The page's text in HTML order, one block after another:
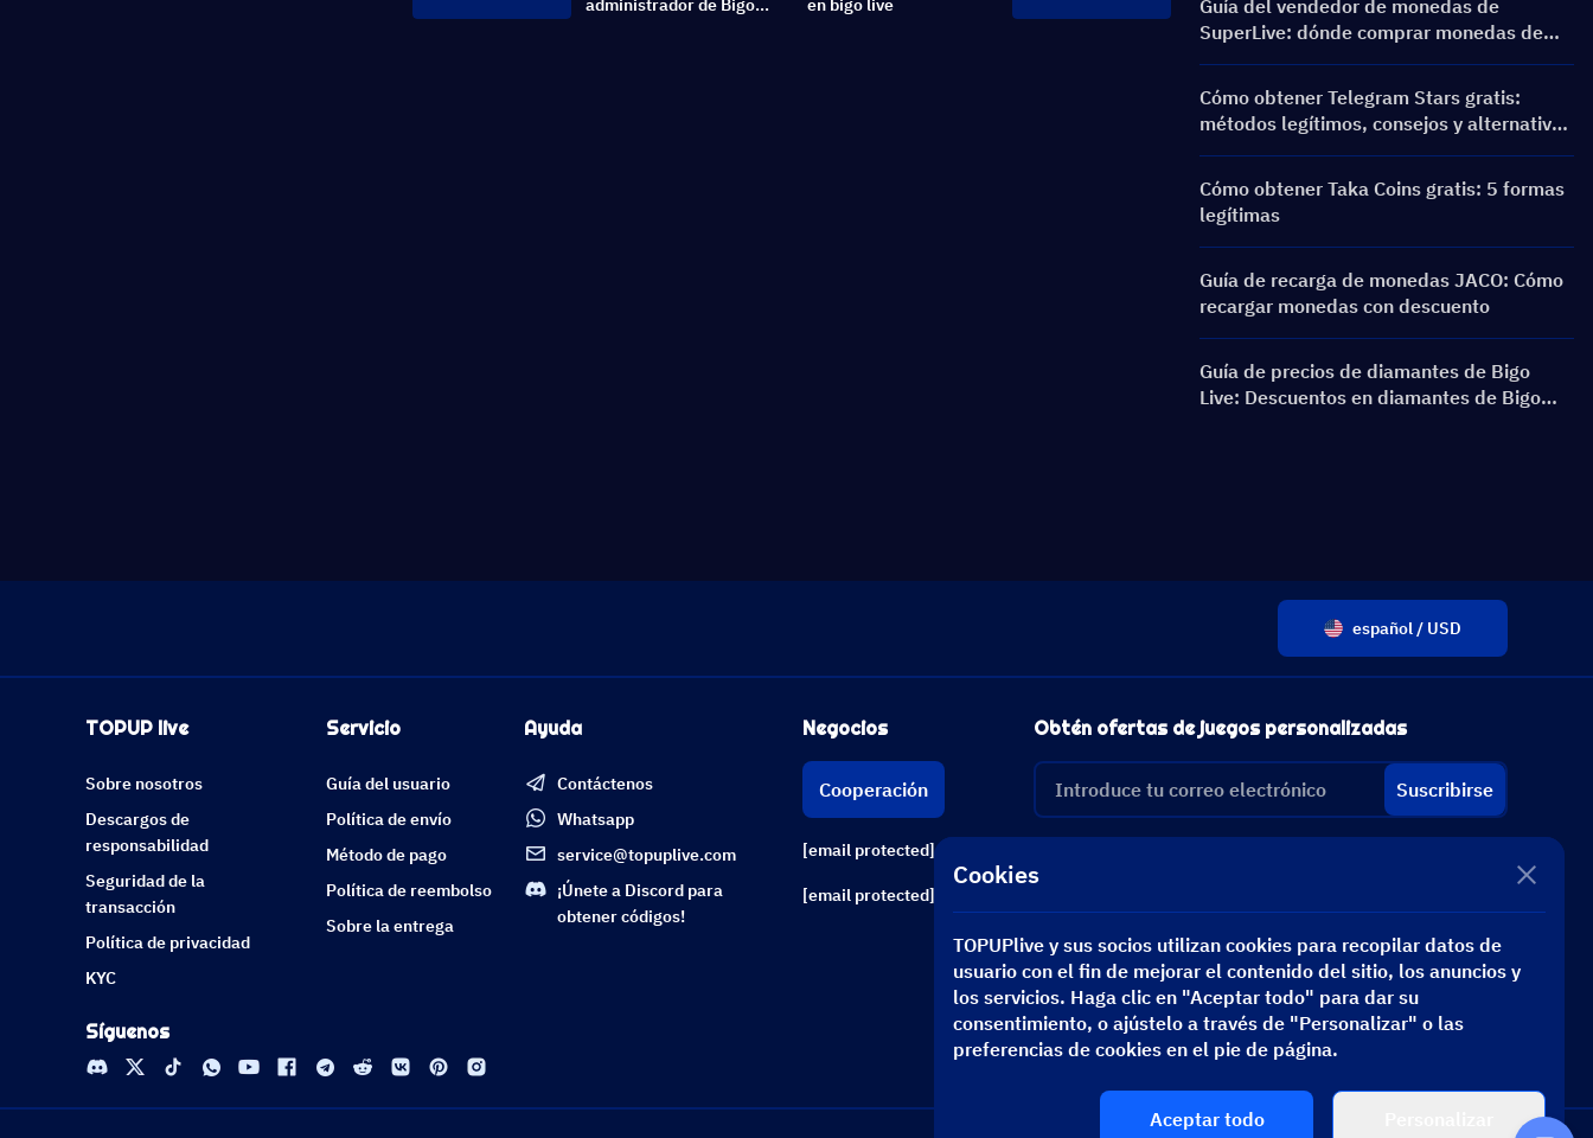
administrador de Bigo
en bigo live
Guía del vendedor de monedas de
SuperLive: dónde comprar monedas de
SuperLive de forma segura y sencilla
Cómo obtener Telegram Stars gratis:
métodos legítimos, consejos y alternativas
seguras
Cómo obtener Taka Coins gratis: 5 formas
legítimas
Guía de recarga de monedas JACO: Cómo
recargar monedas con descuento
Guía de precios de diamantes de Bigo
Live: Descuentos en diamantes de Bigo
español / USD
TOPUP live
Sobre nosotros
Descargos de
responsabilidad
Seguridad de la
transacción
Política de privacidad
KYC
Servicio
Guía del usuario
Política de envío
Método de pago
Política de reembolso
Sobre la entrega
Ayuda
Contáctenos
Whatsapp
service@topuplive.com
¡Únete a Discord para
obtener códigos!
Negocios
Cooperación
[email protected]
[email protected]
Obtén ofertas de juegos personalizadas
Suscribirse
Síguenos
Cookies
TOPUPlive y sus socios utilizan cookies para recopilar datos de
usuario con el fin de mejorar el contenido del sitio, los anuncios y
los servicios. Haga clic en "Aceptar todo" para dar su
consentimiento, o ajústelo a través de "Personalizar" o las
preferencias de cookies en el pie de página.
Aceptar todo